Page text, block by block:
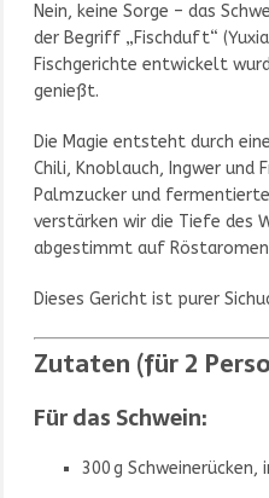
Nein, keine Sorge – das
der Begriff „Fischduft“
Fischgerichte entwickelt
genießt.
Die Magie entsteht durch
Chili, Knoblauch, Ingwer und
Palmzucker und
verstärken wir die Tiefe des
abgestimmt auf
Dieses Gericht ist purer
Zutaten (für 2
Für das Schwein:
300 g